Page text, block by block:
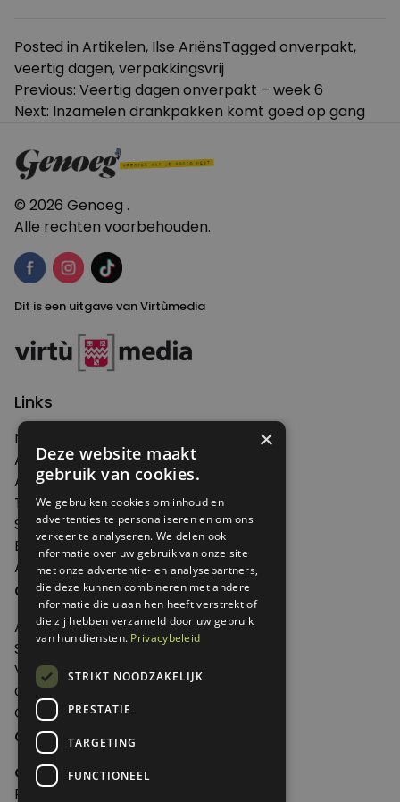
Posted in Artikelen, Ilse AriënsTagged onverpakt,
veertig dagen,verpakkingsvrij
Bericht
navigatie
Previous: Veertig dagen onverpakt – week 6
Next: Inzamelen drankpakken komt goed op gang
© 2026 Genoeg .
Alle rechten voorbehouden.
Dit is een uitgave van Virtùmedia
Links
Nieuws
Artikelen
Agenda
Thema's
Shop
Edities
Abonneren
Over Genoeg
Adverteren
Samenwerken
Verkooppunten
Over Genoeg
Contact
Contactgegevens
Genoeg
Postbus 595 - 3700 AN Zeist
×
Deze website maakt
gebruik van cookies.
We gebruiken cookies om inhoud en
advertenties te personaliseren en om ons
verkeer te analyseren. We delen ook
informatie over uw gebruik van onze site
met onze advertentie- en analysepartners,
die deze kunnen combineren met andere
informatie die u aan hen heeft verstrekt of
die zij hebben verzameld door uw gebruik
van hun diensten. Privacybeleid
STRIKT NOODZAKELIJK
PRESTATIE
TARGETING
FUNCTIONEEL